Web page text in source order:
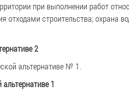
при выполнении работ
отходами строительства;
2
альтернативе № 1.
1